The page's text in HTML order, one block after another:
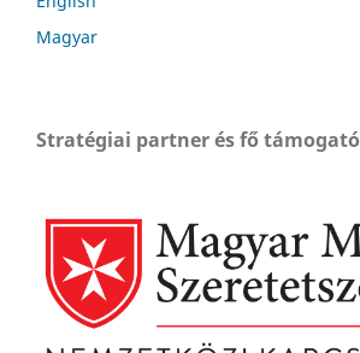
Magyar
Stratégiai partner és fő támogató